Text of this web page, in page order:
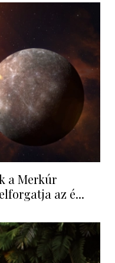
a Merkúr
az é...